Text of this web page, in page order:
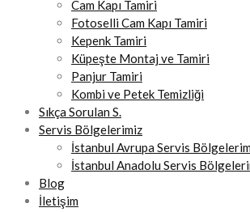
Cam Kapı Tamiri
Fotoselli Cam Kapı Tamiri
Kepenk Tamiri
Küpeşte Montaj ve Tamiri
Panjur Tamiri
Kombi ve Petek Temizliği
Sıkça Sorulan S.
Servis Bölgelerimiz
İstanbul Avrupa Servis
İstanbul Anadolu Servis
Blog
İletişim